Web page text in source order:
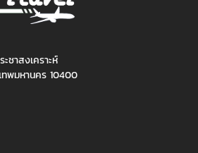
ชาสงเคราะห์
พมหานคร 10400